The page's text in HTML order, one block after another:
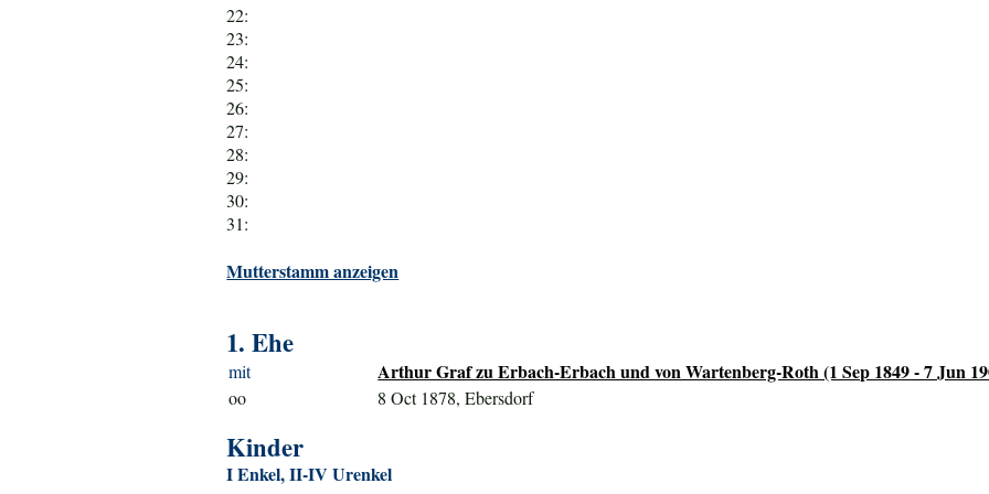
22:
23:
24:
25:
26:
27:
28:
29:
30:
31:
Mutterstamm anzeigen
1. Ehe
mit Arthur Graf zu Erbach-Erbach und von Wartenberg-Roth (1 Sep 1849 - 7 Jun
oo 8 Oct 1878, Ebersdorf
Kinder
I Enkel, II-IV Urenkel